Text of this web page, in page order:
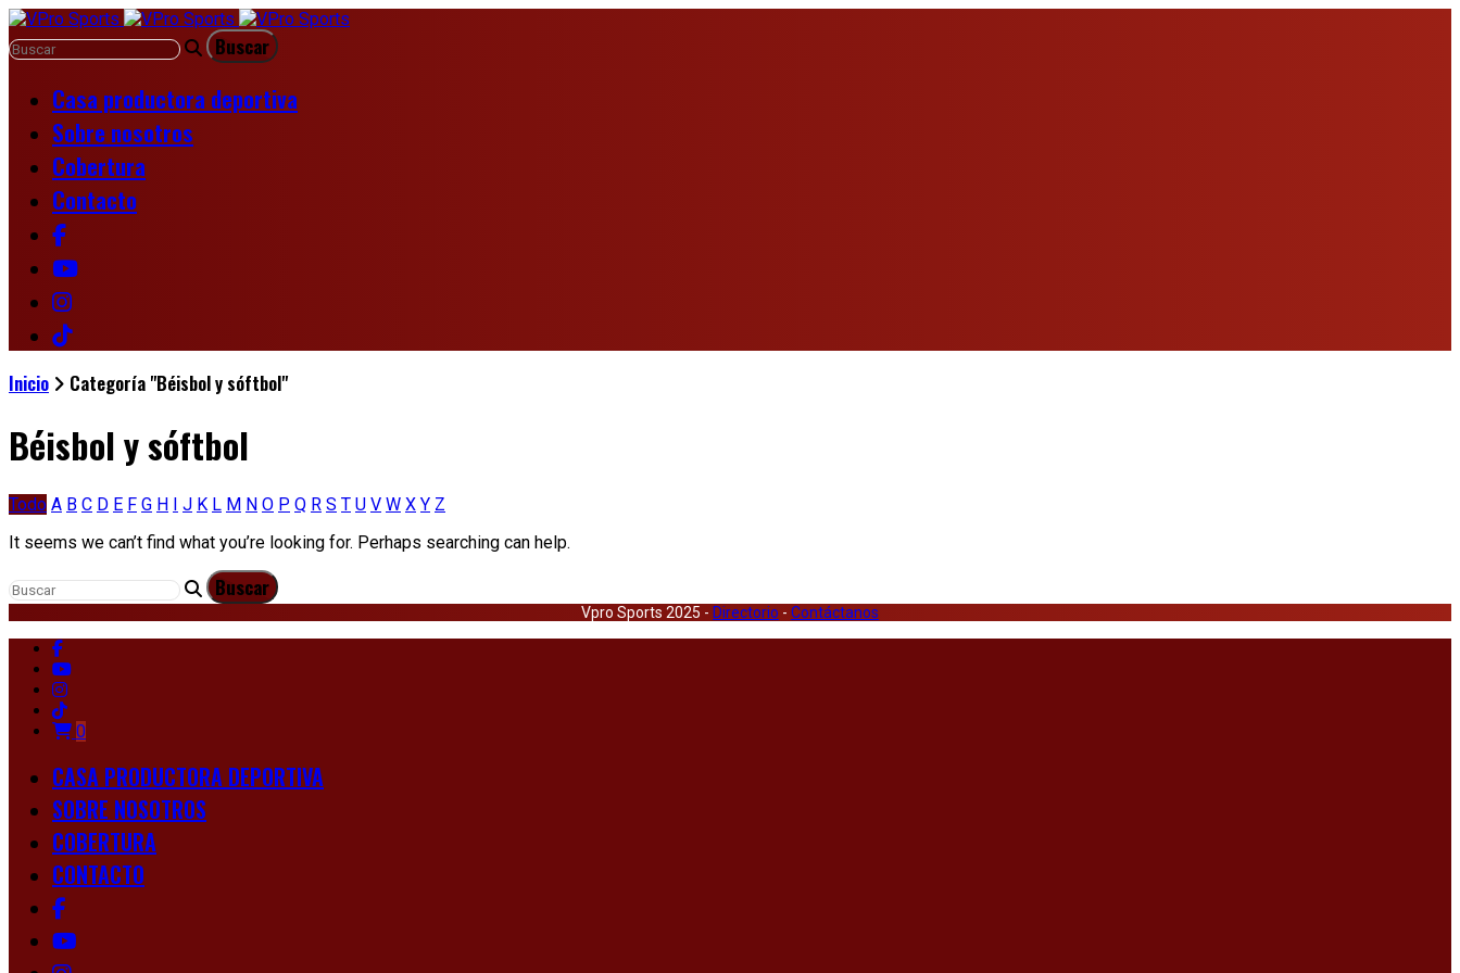
Casa productora deportiva
Sobre nosotros
Cobertura
Contacto
Inicio Categoría "Béisbol y sóftbol"
Béisbol y sóftbol
Todo A B C D E F G H I J K L M N O P Q R S T U V W X Y Z
It seems we can’t find what you’re looking for. Perhaps searching can help.
Vpro Sports 2025 - Directorio - Contáctanos
0
CASA PRODUCTORA DEPORTIVA
SOBRE NOSOTROS
COBERTURA
CONTACTO